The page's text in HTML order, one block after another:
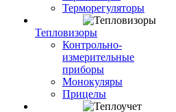
Терморегуляторы
Тепловизоры
Контрольно-
измерительные
приборы
Монокуляры
Прицелы